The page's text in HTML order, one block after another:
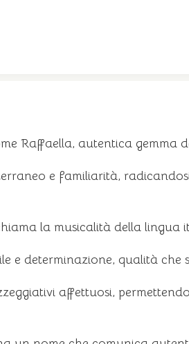
Raffaella, autentica gemma
e familiarità,
la musicalità della lingua
determinazione, qualità che
affettuosi,